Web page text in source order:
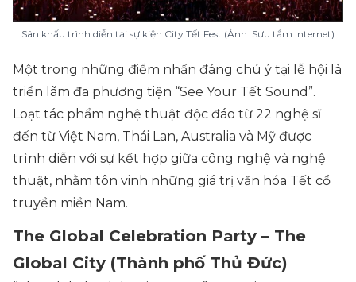
Sân khấu trình diễn tại sự kiện City Tết Fest (Ảnh: Sưu tầm Internet)
Một trong những điểm nhấn đáng chú ý tại lễ hội là
triển lãm đa phương tiện “See Your Tết Sound”.
Loạt tác phẩm nghệ thuật độc đáo từ 22 nghệ sĩ
đến từ Việt Nam, Thái Lan, Australia và Mỹ được
trình diễn với sự kết hợp giữa công nghệ và nghệ
thuật, nhằm tôn vinh những giá trị văn hóa Tết cổ
truyền miền Nam.
The Global Celebration Party – The
Global City (Thành phố Thủ Đức)